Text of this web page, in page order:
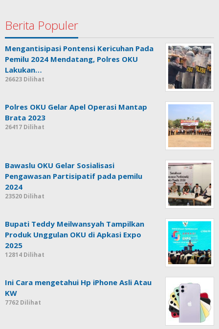
Berita Populer
Mengantisipasi Pontensi Kericuhan Pada
Pemilu 2024 Mendatang, Polres OKU
Lakukan…
26623 Dilihat
Polres OKU Gelar Apel Operasi Mantap
Brata 2023
26417 Dilihat
Bawaslu OKU Gelar Sosialisasi
Pengawasan Partisipatif pada pemilu
2024
23520 Dilihat
Bupati Teddy Meilwansyah Tampilkan
Produk Unggulan OKU di Apkasi Expo
2025
12814 Dilihat
Ini Cara mengetahui Hp iPhone Asli Atau
KW
7762 Dilihat